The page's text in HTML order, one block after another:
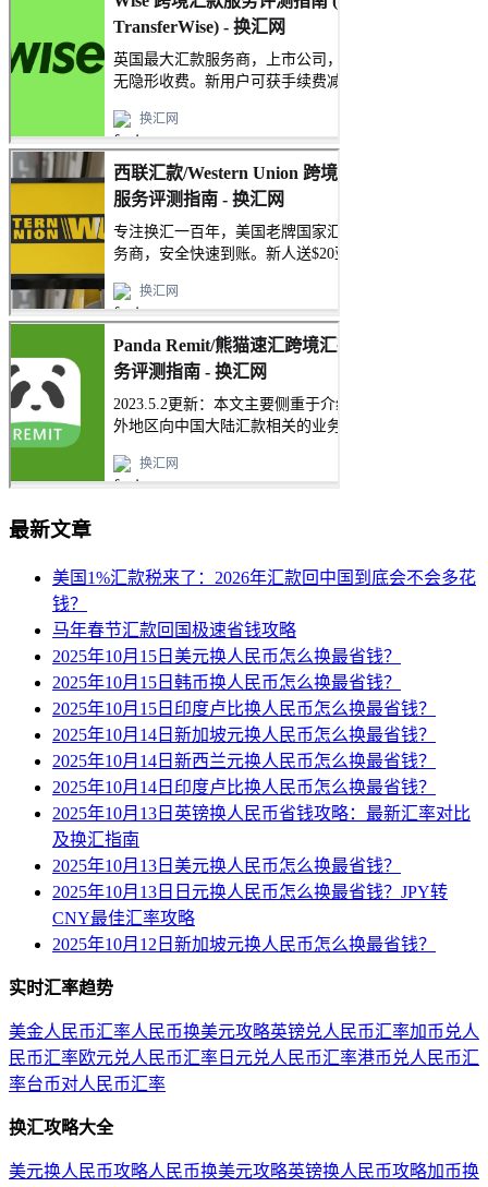
最新文章
美国1%汇款税来了：2026年汇款回中国到底会不会多花
钱？
马年春节汇款回国极速省钱攻略
2025年10月15日美元换人民币怎么换最省钱？
2025年10月15日韩币换人民币怎么换最省钱？
2025年10月15日印度卢比换人民币怎么换最省钱？
2025年10月14日新加坡元换人民币怎么换最省钱？
2025年10月14日新西兰元换人民币怎么换最省钱？
2025年10月14日印度卢比换人民币怎么换最省钱？
2025年10月13日英镑换人民币省钱攻略：最新汇率对比
及换汇指南
2025年10月13日美元换人民币怎么换最省钱？
2025年10月13日日元换人民币怎么换最省钱？JPY转
CNY最佳汇率攻略
2025年10月12日新加坡元换人民币怎么换最省钱？
实时汇率趋势
美金人民币汇率人民币换美元攻略英镑兑人民币汇率加币兑人
民币汇率欧元兑人民币汇率 日元兑人民币汇率港币兑人民币汇
率台币对人民币汇率
换汇攻略大全
美元换人民币攻略人民币换美元攻略英镑换人民币攻略加币换